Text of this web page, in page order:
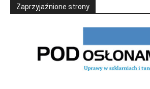
Zaprzyjaźnione strony